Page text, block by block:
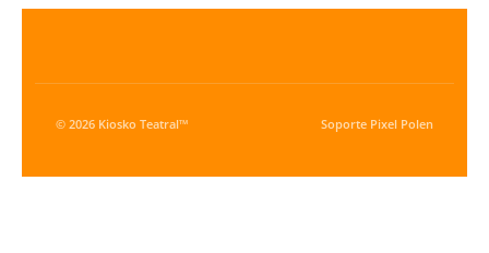
© 2026 Kiosko Teatral™ Soporte Pixel Polen